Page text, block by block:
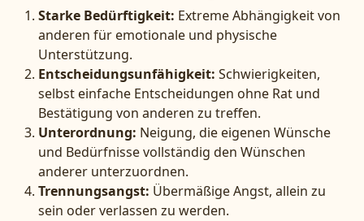
Starke Bedürftigkeit: Extreme Abhängigkeit von
anderen für emotionale und physische
Unterstützung.
Entscheidungsunfähigkeit: Schwierigkeiten,
selbst einfache Entscheidungen ohne Rat und
Bestätigung von anderen zu treffen.
Unterordnung: Neigung, die eigenen Wünsche
und Bedürfnisse vollständig den Wünschen
anderer unterzuordnen.
Trennungsangst: Übermäßige Angst, allein zu
sein oder verlassen zu werden.